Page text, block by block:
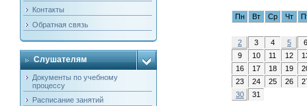
Контакты
Обратная связь
Слушателям
Документы по учебному
процессу
Расписание занятий
Пн Вт Ср Чт
2 3 4 5
6
9
10 11 12
16
17 18 19
23
24 25 26
30
31